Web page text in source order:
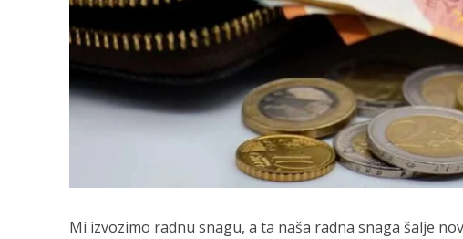
Mi izvozimo radnu snagu, a ta naša radna snaga šalje